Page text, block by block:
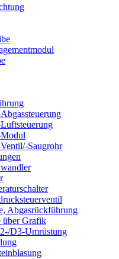
Saugrohr
Abgasrückführung
über Grafik
D3-Umrüstung